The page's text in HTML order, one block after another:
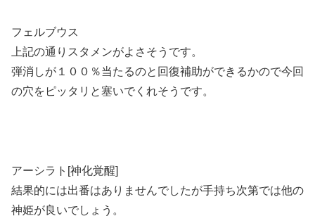
フェルブウス
上記の通りスタメンがよさそうです。
弾消しが１００％当たるのと回復補助ができるかので今回
の穴をピッタリと塞いでくれそうです。
アーシラト[神化覚醒]
結果的には出番はありませんでしたが手持ち次第では他の
神姫が良いでしょう。